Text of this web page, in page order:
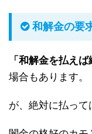
和解金の要
「和解金を払え
場合もあります。
が、絶対に払って